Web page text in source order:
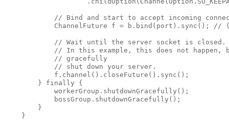
// Bind and start to accept incoming
ChannelFuture f = b.bind(port).sync(); //
            // Wait until the server socket is closed.
// In this example, this does not happen,
            // gracefully
            // shut down your server.
            f.channel().closeFuture().sync();
        } finally {
            workerGroup.shutdownGracefully();
            bossGroup.shutdownGracefully();
        }
    }